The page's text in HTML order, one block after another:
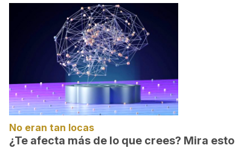
No eran tan locas
¿Te afecta más de lo que crees? Mira esto